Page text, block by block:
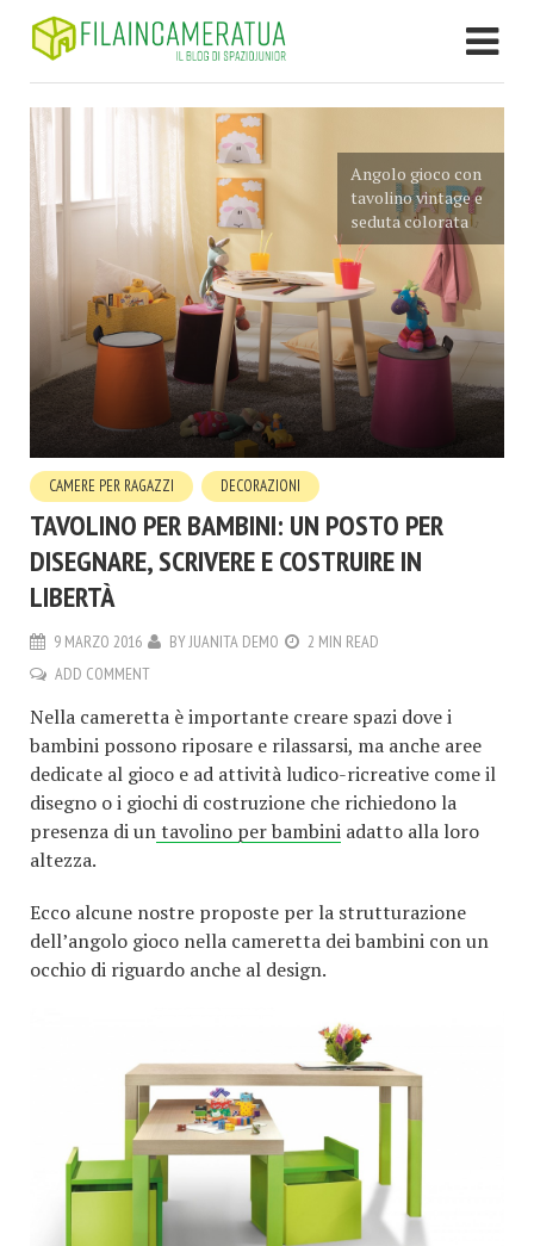
Angolo gioco con
tavolino vintage e
seduta colorata
CAMERE PER RAGAZZI DECORAZIONI
TAVOLINO PER BAMBINI: UN POSTO PER
DISEGNARE, SCRIVERE E COSTRUIRE IN
LIBERTÀ
9 MARZO 2016 BYJUANITA DEMO
2 MIN READ
ADD COMMENT
Nella cameretta è importante creare spazi dove i
bambini possono riposare e rilassarsi, ma anche aree
dedicate al gioco e ad attività ludico-ricreative come il
disegno o i giochi di costruzione che richiedono la
presenza di untavolino per bambini adatto alla loro
altezza.
Ecco alcune nostre proposte per la strutturazione
dell’angolo gioco nella cameretta dei bambini con un
occhio di riguardo anche al design.